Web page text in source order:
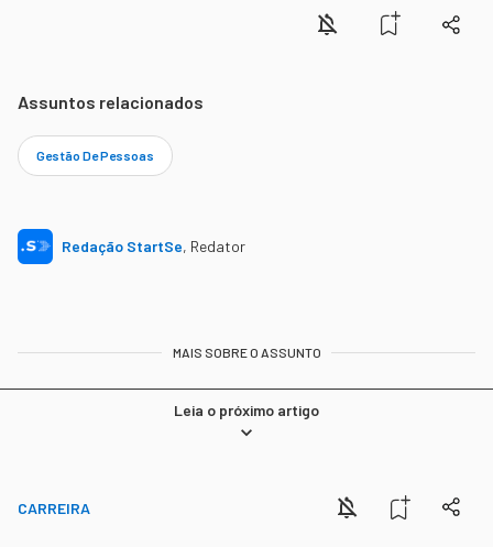
Assuntos relacionados
Gestão De Pessoas
Redação StartSe, Redator
MAIS SOBRE O ASSUNTO
Leia o próximo artigo
CARREIRA